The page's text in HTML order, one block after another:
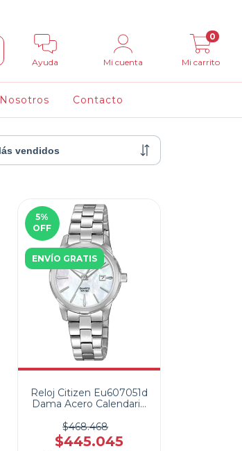
Ayuda Mi cuenta Mi carrito
0
Nosotros Contacto
5%
OFF
ENVÍO GRATIS
Reloj Citizen Eu607051d
Dama Acero Calendario
$468.468
$445.045